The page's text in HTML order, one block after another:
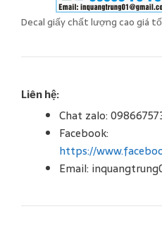
Decal giấy chất lượng cao giá
Liên hệ:
Chat zalo:
Facebook:
https://
Email: